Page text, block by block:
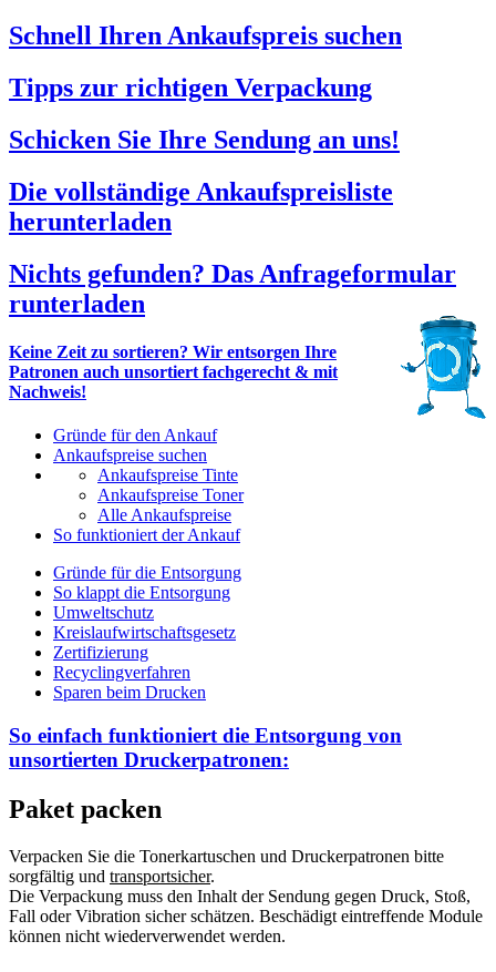
Schnell Ihren Ankaufspreis suchen
Tipps zur richtigen Verpackung
Schicken Sie Ihre Sendung an uns!
Die vollständige Ankaufspreisliste
herunterladen
Nichts gefunden? Das Anfrageformular
runterladen
Keine Zeit zu sortieren? Wir entsorgen Ihre
Patronen auch unsortiert fachgerecht & mit
Nachweis!
Gründe für den Ankauf
Ankaufspreise suchen
Ankaufspreise Tinte
Ankaufspreise Toner
Alle Ankaufspreise
So funktioniert der Ankauf
Gründe für die Entsorgung
So klappt die Entsorgung
Umweltschutz
Kreislaufwirtschaftsgesetz
Zertifizierung
Recyclingverfahren
Sparen beim Drucken
So einfach funktioniert die Entsorgung von
unsortierten Druckerpatronen:
Paket packen
Verpacken Sie die Tonerkartuschen und Druckerpatronen bitte
sorgfältig und transportsicher.
Die Verpackung muss den Inhalt der Sendung gegen Druck, Stoß,
Fall oder Vibration sicher schätzen. Beschädigt eintreffende Module
können nicht wiederverwendet werden.